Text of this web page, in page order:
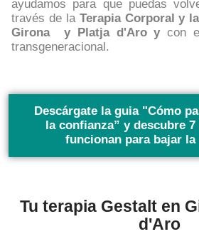
ayudamos para que puedas
través de la Terapia Corporal y
Girona y Platja d'Aro ycon
transgeneracional.
Descárgate la guia "Cómo
la confianza” y descubre
funcionan para bajar la
Tu terapia Gestalt en
d'Aro